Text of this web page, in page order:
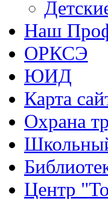
Карта
Охрана
Школьный
Центр
Новости
Вакансии